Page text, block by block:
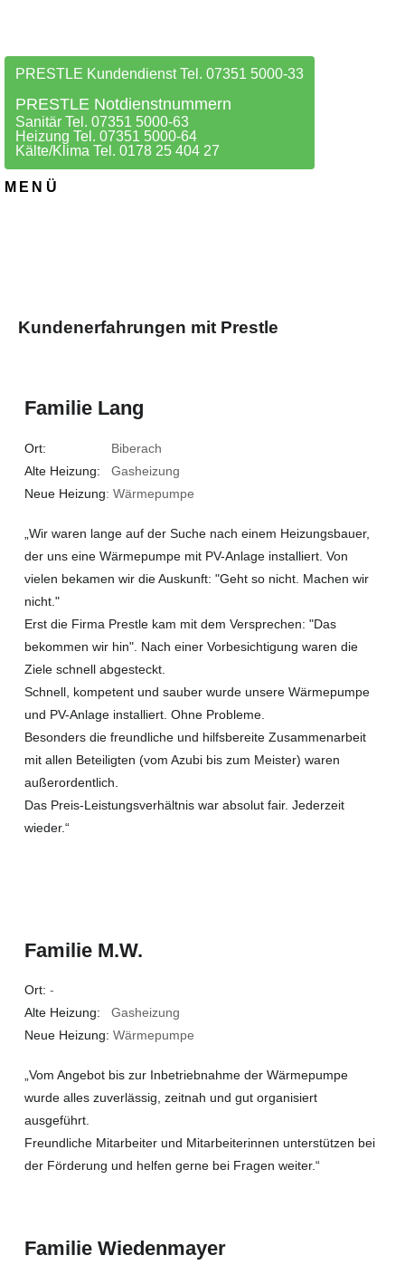
PRESTLE Kundendienst Tel. 07351 5000-33
PRESTLE Notdienstnummern
Sanitär Tel. 07351 5000-63
Heizung Tel. 07351 5000-64
Kälte/Klima Tel. 0178 25 404 27
MENÜ
Kundenerfahrungen mit Prestle
Familie Lang
Ort: Biberach
Alte Heizung: Gasheizung
Neue Heizung: Wärmepumpe
„Wir waren lange auf der Suche nach einem Heizungsbauer,
der uns eine Wärmepumpe mit PV-Anlage installiert. Von
vielen bekamen wir die Auskunft: "Geht so nicht. Machen wir
nicht."
Erst die Firma Prestle kam mit dem Versprechen: "Das
bekommen wir hin". Nach einer Vorbesichtigung waren die
Ziele schnell abgesteckt.
Schnell, kompetent und sauber wurde unsere Wärmepumpe
und PV-Anlage installiert. Ohne Probleme.
Besonders die freundliche und hilfsbereite Zusammenarbeit
mit allen Beteiligten (vom Azubi bis zum Meister) waren
außerordentlich.
Das Preis-Leistungsverhältnis war absolut fair. Jederzeit
wieder.“
Familie M.W.
Ort: -
Alte Heizung: Gasheizung
Neue Heizung: Wärmepumpe
„Vom Angebot bis zur Inbetriebnahme der Wärmepumpe
wurde alles zuverlässig, zeitnah und gut organisiert
ausgeführt.
Freundliche Mitarbeiter und Mitarbeiterinnen unterstützen bei
der Förderung und helfen gerne bei Fragen weiter.“
Familie Wiedenmayer